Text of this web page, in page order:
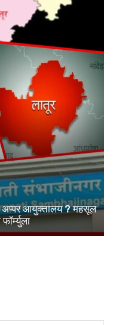
अप्पर आयुक्तालय ? महसूल